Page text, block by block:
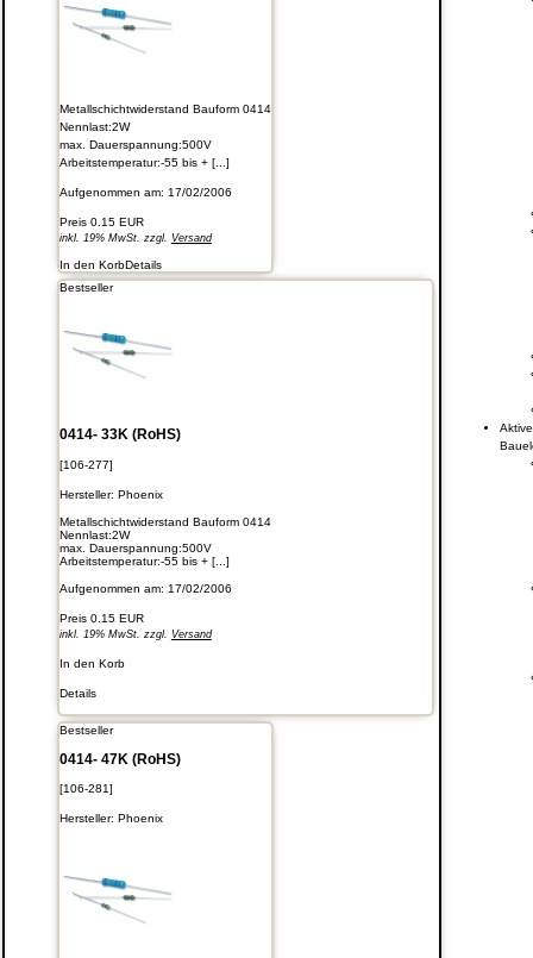
Metallschichtwiderstand Bauform 0414
Nennlast:2W
max. Dauerspannung:500V
Arbeitstemperatur:-55 bis + [...]
Aufgenommen am: 17/02/2006
Preis 0.15 EUR
inkl. 19% MwSt. zzgl. Versand
In den KorbDetails
Bestseller
0414- 33K (RoHS)
[106-277]
Hersteller: Phoenix
Metallschichtwiderstand Bauform 0414
Nennlast:2W
max. Dauerspannung:500V
Arbeitstemperatur:-55 bis + [...]
Aufgenommen am: 17/02/2006
Preis 0.15 EUR
inkl. 19% MwSt. zzgl. Versand
In den Korb
Details
Bestseller
0414- 47K (RoHS)
[106-281]
Hersteller: Phoenix
Aktive